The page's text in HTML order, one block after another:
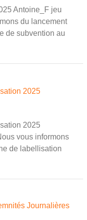
Antoine_F jeu
du lancement
de subvention au
2025
2025
vous informons
de labellisation
Journalières